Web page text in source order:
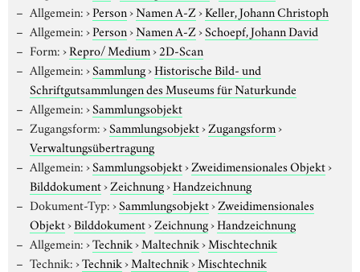
Allgemein:›Person›Namen A-Z›Keller, Johann Christoph
Allgemein:›Person›Namen A-Z›Schoepf, Johann David
Form:›Repro/ Medium›2D-Scan
Allgemein:›Sammlung›Historische Bild- und
Schriftgutsammlungen des Museums für Naturkunde
Allgemein:›Sammlungsobjekt
Zugangsform:›Sammlungsobjekt›Zugangsform›
Verwaltungsübertragung
Allgemein:›Sammlungsobjekt›Zweidimensionales Objekt›
Bilddokument›Zeichnung›Handzeichnung
Dokument-Typ:›Sammlungsobjekt›Zweidimensionales
Objekt›Bilddokument›Zeichnung›Handzeichnung
Allgemein:›Technik›Maltechnik›Mischtechnik
Technik:›Technik›Maltechnik›Mischtechnik